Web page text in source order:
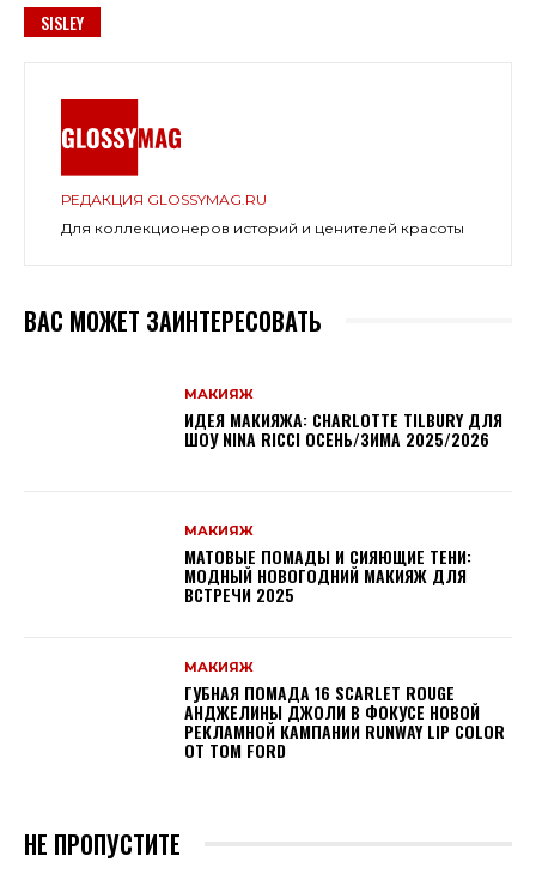
SISLEY
РЕДАКЦИЯ GLOSSYMAG.RU
Для коллекционеров историй и ценителей красоты
ВАС МОЖЕТ ЗАИНТЕРЕСОВАТЬ
МАКИЯЖ
ИДЕЯ МАКИЯЖА: CHARLOTTE TILBURY ДЛЯ
ШОУ NINA RICCI ОСЕНЬ/ЗИМА 2025/2026
МАКИЯЖ
МАТОВЫЕ ПОМАДЫ И СИЯЮЩИЕ ТЕНИ:
МОДНЫЙ НОВОГОДНИЙ МАКИЯЖ ДЛЯ
ВСТРЕЧИ 2025
МАКИЯЖ
ГУБНАЯ ПОМАДА 16 SCARLET ROUGE
АНДЖЕЛИНЫ ДЖОЛИ В ФОКУСЕ НОВОЙ
РЕКЛАМНОЙ КАМПАНИИ RUNWAY LIP COLOR
ОТ TOM FORD
НЕ ПРОПУСТИТЕ